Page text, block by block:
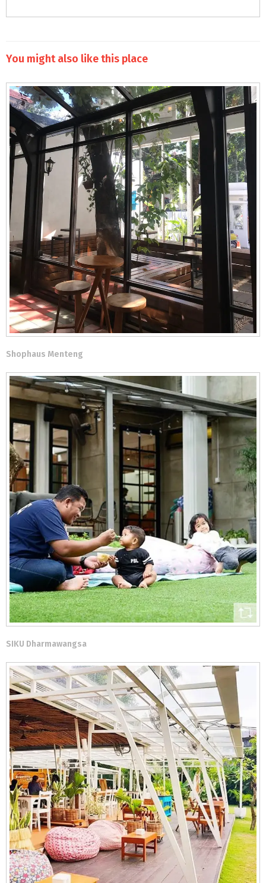
You might also like this place
Shophaus Menteng
SIKU Dharmawangsa